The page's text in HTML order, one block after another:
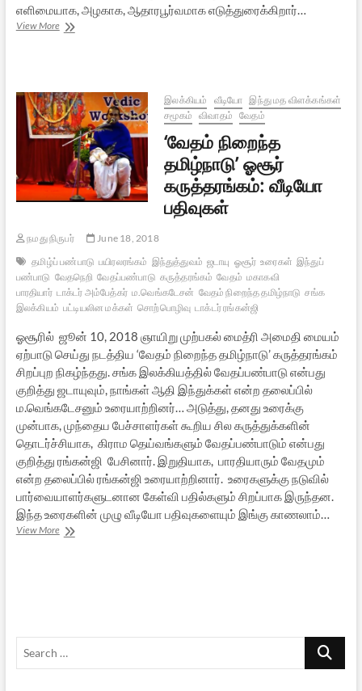
எளிமையாக, அழகாக, ஆதாரபூர்வமாக எடுத்துரைக்கிறார்…
View Moreவேதம்
ரங்கன்ஜி
இலக்கியம் வீடியோ இந்து மத விளக்கங்கள்
சமூகம்
விவாதம் வேதம்
‘வேதம் நிறைந்த
தமிழ்நாடு’ ஓசூர்
கருத்தரங்கம்: வீடியோ
பதிவுகள்
நமது நிருபர்
June 18, 2018
தமிழ்ப் பண்பாடு பயிரலரங்கம் இந்துத்துவம் ஜடாயு ஓசூர் உரைகள் இந்துப்
பண்பாடு வேதநெறி வேதப்பண்பாடு கருத்தரங்கம் வேதம் மகாகவி
பாரதியார் டாக்டர் அம்பேத்கர் ம.வெங்கடேசன் வேதம் நிறைந்த தமிழ்நாடு சங்க
இலக்கியம் பட்டியலின மக்கள் சொற்பொழிவு டாக்டர் ரங்கன்ஜி
ஓசூரில் ஜூன் 10, 2018 ஞாயிறு முற்பகல் மைத்ரி அமைதி மையம்
ஏற்பாடு செய்து நடத்திய ‘வேதம் நிறைந்த தமிழ்நாடு’ கருத்தரங்கம்
சிறப்புற நிகழ்ந்தது. சங்க இலக்கியத்தில் வேதப்பண்பாடு என்பது
குறித்து ஜடாயுவும், நாங்கள் ஆதி இந்துக்கள் என்ற தலைப்பில்
ம.வெங்கடேசனும் உரையாற்றினர்… அடுத்து, தனது உரைக்கு
முன்பாக, முந்தைய பேச்சாளர்கள் கூறிய சில கருத்துக்களின்
தொடர்ச்சியாக, கிராம தெய்வங்களும் வேதப்பண்பாடும் என்பது
குறித்து ரங்கன்ஜி பேசினார். இறுதியாக, பாரதியாரும் வேதமும்
என்ற தலைப்பில் ரங்கன்ஜி உரையாற்றினார். உரைகளுக்கு நடுவில்
பார்வையாளர்களுடனான கேள்வி பதில்களும் சிறப்பாக இருந்தன.
இந்த உரைகளின் முழு வீடியோ பதிவுகளையும் இங்கு காணலாம்…
View More‘வேதம்
Search